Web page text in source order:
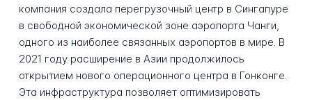
компания создала перегрузочный центр в Сингапуре
в свободной экономической зоне аэропорта Чанги,
одного из наиболее связанных аэропортов в мире. В
2021 году расширение в Азии продолжилось
открытием нового операционного центра в Гонконге.
Эта инфраструктура позволяет оптимизировать